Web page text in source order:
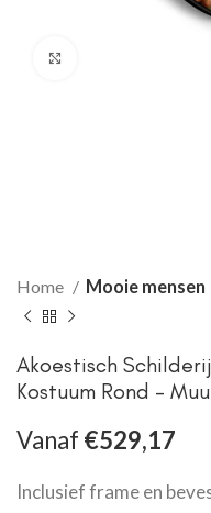
Home Mooie mensen
Akoestisch
Kostuum Rond –
Vanaf €529,17
Inclusief frame en